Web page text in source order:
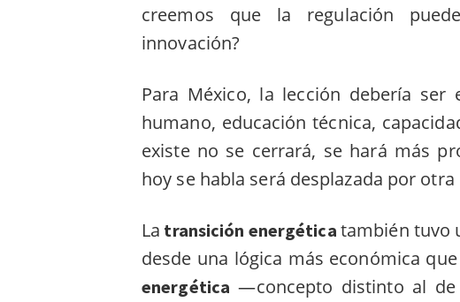
creemos que la regulación
innovación?
Para México, la lección debería ser
humano, educación técnica,
existe no se cerrará, se hará más
hoy se habla será desplazada por
La transición energética también tuvo
desde una lógica más económica
energética —concepto distinto al